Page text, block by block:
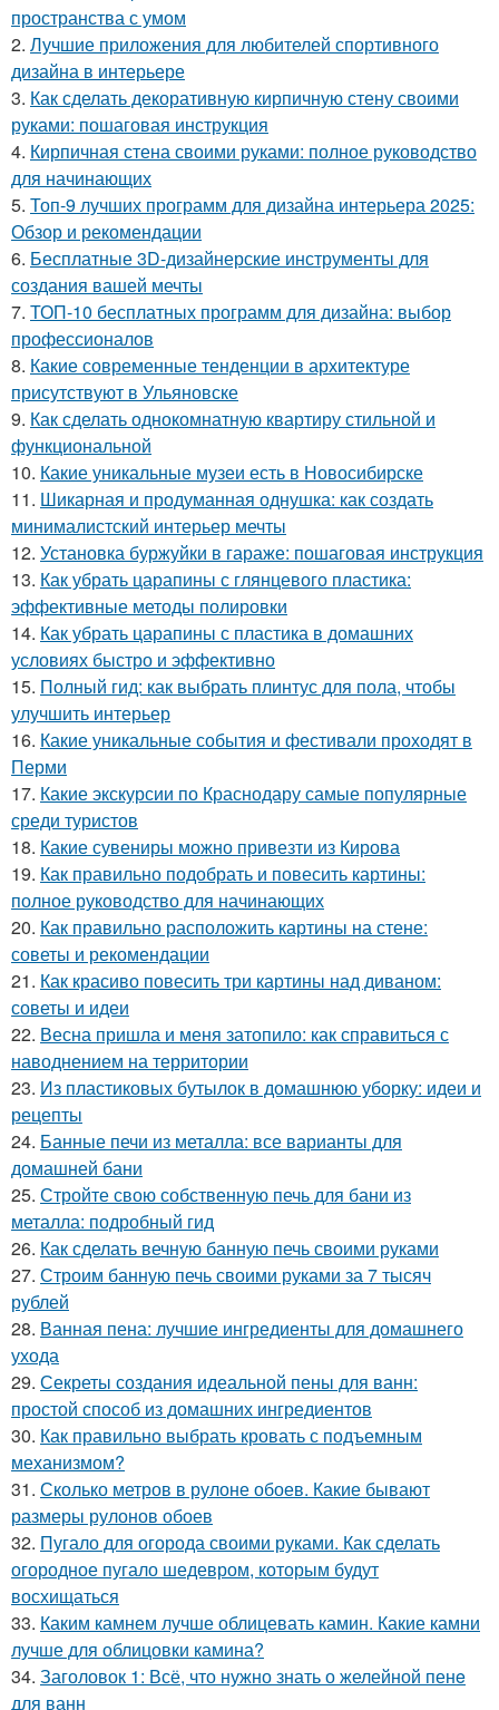
пространства с умом
2. Лучшие приложения для любителей спортивного
дизайна в интерьере
3. Как сделать декоративную кирпичную стену своими
руками: пошаговая инструкция
4. Кирпичная стена своими руками: полное руководство
для начинающих
5. Топ-9 лучших программ для дизайна интерьера 2025:
Обзор и рекомендации
6. Бесплатные 3D-дизайнерские инструменты для
создания вашей мечты
7. ТОП-10 бесплатных программ для дизайна: выбор
профессионалов
8. Какие современные тенденции в архитектуре
присутствуют в Ульяновске
9. Как сделать однокомнатную квартиру стильной и
функциональной
10. Какие уникальные музеи есть в Новосибирске
11. Шикарная и продуманная однушка: как создать
минималистский интерьер мечты
12. Установка буржуйки в гараже: пошаговая инструкция
13. Как убрать царапины с глянцевого пластика:
эффективные методы полировки
14. Как убрать царапины с пластика в домашних
условиях быстро и эффективно
15. Полный гид: как выбрать плинтус для пола, чтобы
улучшить интерьер
16. Какие уникальные события и фестивали проходят в
Перми
17. Какие экскурсии по Краснодару самые популярные
среди туристов
18. Какие сувениры можно привезти из Кирова
19. Как правильно подобрать и повесить картины:
полное руководство для начинающих
20. Как правильно расположить картины на стене:
советы и рекомендации
21. Как красиво повесить три картины над диваном:
советы и идеи
22. Весна пришла и меня затопило: как справиться с
наводнением на территории
23. Из пластиковых бутылок в домашнюю уборку: идеи и
рецепты
24. Банные печи из металла: все варианты для
домашней бани
25. Стройте свою собственную печь для бани из
металла: подробный гид
26. Как сделать вечную банную печь своими руками
27. Строим банную печь своими руками за 7 тысяч
рублей
28. Ванная пена: лучшие ингредиенты для домашнего
ухода
29. Секреты создания идеальной пены для ванн:
простой способ из домашних ингредиентов
30. Как правильно выбрать кровать с подъемным
механизмом?
31. Сколько метров в рулоне обоев. Какие бывают
размеры рулонов обоев
32. Пугало для огорода своими руками. Как сделать
огородное пугало шедевром, которым будут
восхищаться
33. Каким камнем лучше облицевать камин. Какие камни
лучше для облицовки камина?
34. Заголовок 1: Всё, что нужно знать о желейной пенe
для ванн